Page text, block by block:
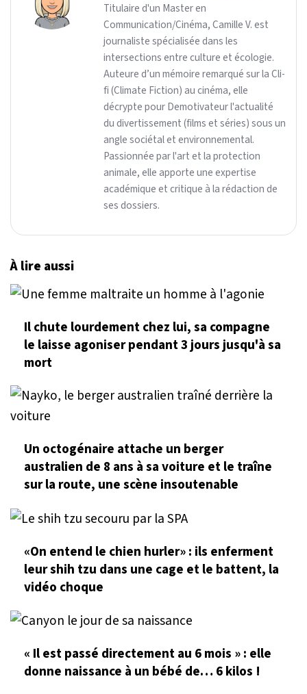
Titulaire d'un Master en
Communication/Cinéma, Camille V. est
journaliste spécialisée dans les
intersections entre culture et écologie.
Auteure d’un mémoire remarqué sur la Cli-
fi (Climate Fiction) au cinéma, elle
décrypte pour Demotivateur l'actualité
du divertissement (films et séries) sous un
angle sociétal et environnemental.
Passionnée par l'art et la protection
animale, elle apporte une expertise
académique et critique à la rédaction de
ses dossiers.
À lire aussi
Il chute lourdement chez lui, sa compagne
le laisse agoniser pendant 3 jours jusqu'à sa
mort
Un octogénaire attache un berger
australien de 8 ans à sa voiture et le traîne
sur la route, une scène insoutenable
«On entend le chien hurler» : ils enferment
leur shih tzu dans une cage et le battent, la
vidéo choque
« Il est passé directement au 6 mois » : elle
donne naissance à un bébé de… 6 kilos !